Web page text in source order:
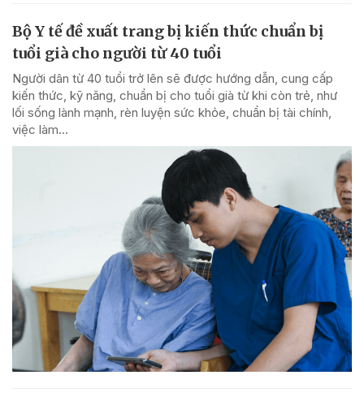
Bộ Y tế đề xuất trang bị kiến thức chuẩn bị
tuổi già cho người từ 40 tuổi
Người dân từ 40 tuổi trở lên sẽ được hướng dẫn, cung cấp
kiến thức, kỹ năng, chuẩn bị cho tuổi già từ khi còn trẻ, như
lối sống lành mạnh, rèn luyện sức khỏe, chuẩn bị tài chính,
việc làm...